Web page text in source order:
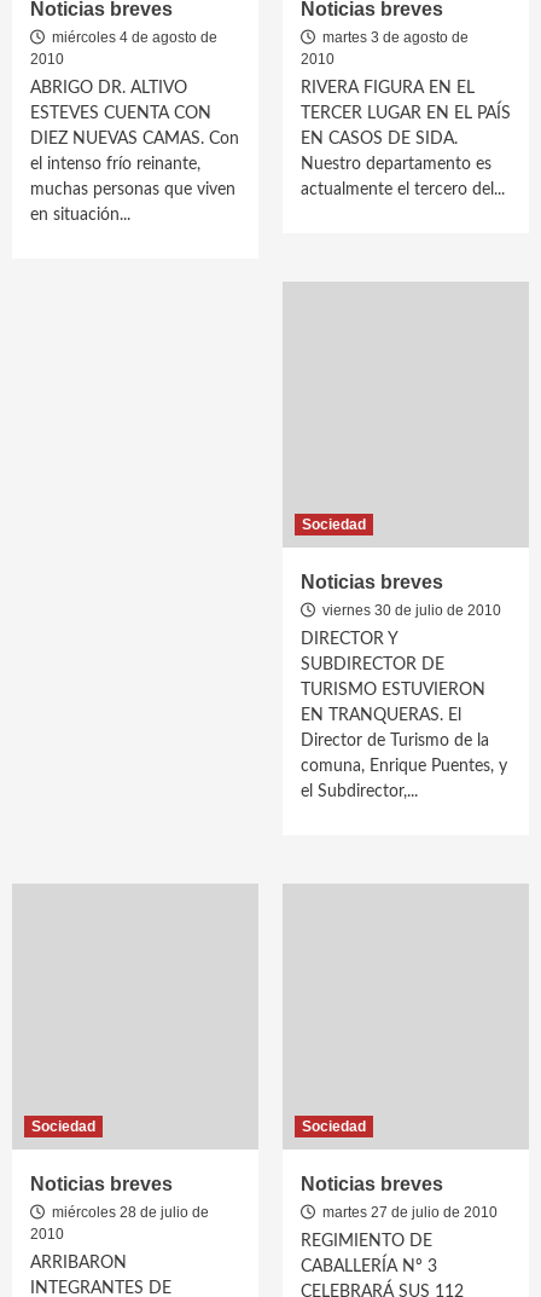
Noticias breves
miércoles 4 de agosto de
2010
ABRIGO DR. ALTIVO
ESTEVES CUENTA CON
DIEZ NUEVAS CAMAS. Con
el intenso frío reinante,
muchas personas que viven
en situación...
Noticias breves
martes 3 de agosto de
2010
RIVERA FIGURA EN EL
TERCER LUGAR EN EL PAÍS
EN CASOS DE SIDA.
Nuestro departamento es
actualmente el tercero del...
Sociedad
Noticias breves
viernes 30 de julio de 2010
DIRECTOR Y
SUBDIRECTOR DE
TURISMO ESTUVIERON
EN TRANQUERAS. El
Director de Turismo de la
comuna, Enrique Puentes, y
el Subdirector,...
Sociedad
Noticias breves
miércoles 28 de julio de
2010
ARRIBARON
INTEGRANTES DE
Sociedad
Noticias breves
martes 27 de julio de 2010
REGIMIENTO DE
CABALLERÍA Nº 3
CELEBRARÁ SUS 112